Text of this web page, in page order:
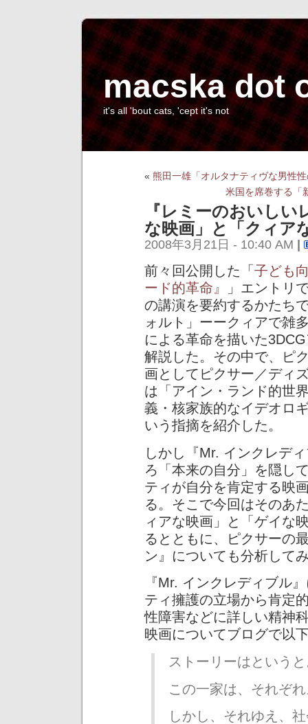
macska dot
it's all 'bout cats, 'cept it's not
« 熊田一雄「オルタナティヴな男性
米国を席巻する「
『レミーのおいし
な映画」と「クィア
2008年3月21日 - 10:40 AM
前々回公開した「 子ども
ード的革命』
」エントリ
の講演を要約するかたち
ォルト」ーークィアで雑
による革命を描いた
解説した。その中で、ピ
画としてピクサー／ディ
は「アイン・ランド的世
義・核家族的なイデオロ
いう指摘を紹介した。
しかし『Mr. インクレデ
ろ「本来の自分」を隠し
ティが自分を肯定する映
る。そこで今回はそのあ
ィアな映画」と「ゲイな
るとともに、ピクサーの
ン』についても分析して
『Mr. インクレディブル
ティ擁護の立場から肯定
性障害などに詳しい精神
映画についてブログで以
ストーリーはという
この一家は、それぞ
しかし、それゆえ、